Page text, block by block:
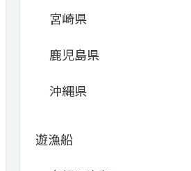
宮崎県
鹿児島県
沖縄県
遊漁船